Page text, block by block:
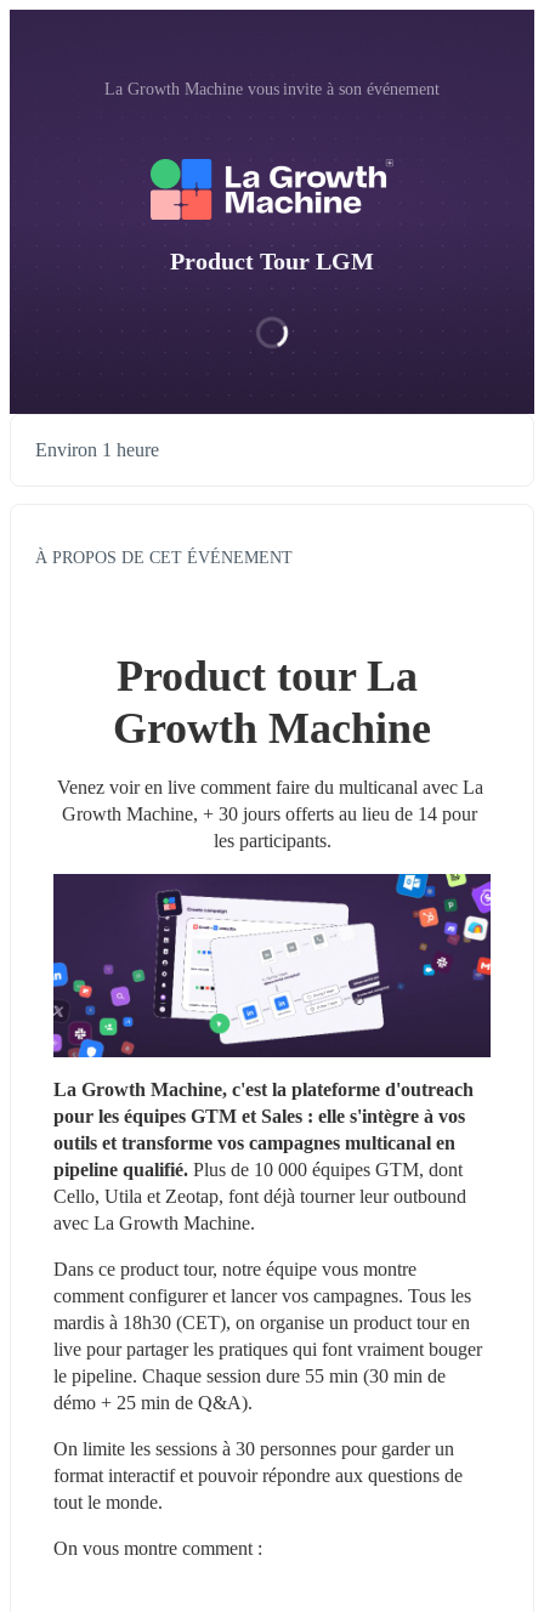
La Growth Machine vous invite à son événement
Product Tour LGM
Environ 1 heure
À PROPOS DE CET ÉVÉNEMENT
Product tour La
Growth Machine
Venez voir en live comment faire du multicanal avec La
Growth Machine, + 30 jours offerts au lieu de 14 pour
les participants.
La Growth Machine, c'est la plateforme d'outreach
pour les équipes GTM et Sales : elle s'intègre à vos
outils et transforme vos campagnes multicanal en
pipeline qualifié. Plus de 10 000 équipes GTM, dont
Cello, Utila et Zeotap, font déjà tourner leur outbound
avec La Growth Machine.
Dans ce product tour, notre équipe vous montre
comment configurer et lancer vos campagnes. Tous les
mardis à 18h30 (CET), on organise un product tour en
live pour partager les pratiques qui font vraiment bouger
le pipeline. Chaque session dure 55 min (30 min de
démo + 25 min de Q&A).
On limite les sessions à 30 personnes pour garder un
format interactif et pouvoir répondre aux questions de
tout le monde.
On vous montre comment :